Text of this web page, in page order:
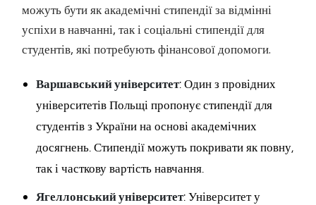
можуть бути як академічні стипендії за відмінні
успіхи в навчанні, так і соціальні стипендії для
студентів, які потребують фінансової допомоги.
Варшавський університет: Один з провідних
університетів Польщі пропонує стипендії для
студентів з України на основі академічних
досягнень. Стипендії можуть покривати як повну,
так і часткову вартість навчання.
Ягеллонський університет: Університет у